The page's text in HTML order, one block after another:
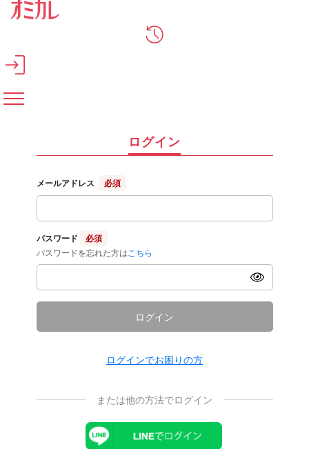
メインコンテンツへスキップ
ログイン
メールアドレス 必須
パスワード
必須
パスワードを忘れた方は こちら
ログイン
ログインでお困りの方
または他の方法でログイン